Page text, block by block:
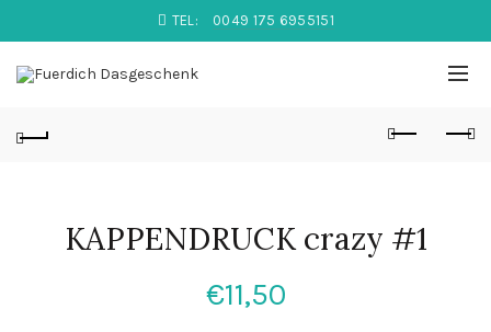
TEL: 0049 175 6955151
KAPPENDRUCK crazy #1
€11,50